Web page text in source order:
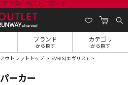
ブランド
から探す
カテゴリ
から探す
アウトレットトップ EVRIS(エヴリス)
パーカー